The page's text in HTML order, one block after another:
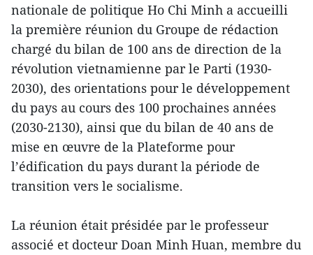
nationale de politique Ho Chi Minh a accueilli
la première réunion du Groupe de rédaction
chargé du bilan de 100 ans de direction de la
révolution vietnamienne par le Parti (1930-
2030), des orientations pour le développement
du pays au cours des 100 prochaines années
(2030-2130), ainsi que du bilan de 40 ans de
mise en œuvre de la Plateforme pour
l’édification du pays durant la période de
transition vers le socialisme.
La réunion était présidée par le professeur
associé et docteur Doan Minh Huan, membre du